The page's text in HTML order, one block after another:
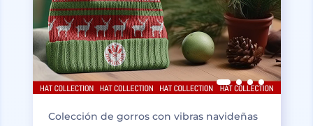
Colección de gorros con vibras navideñas